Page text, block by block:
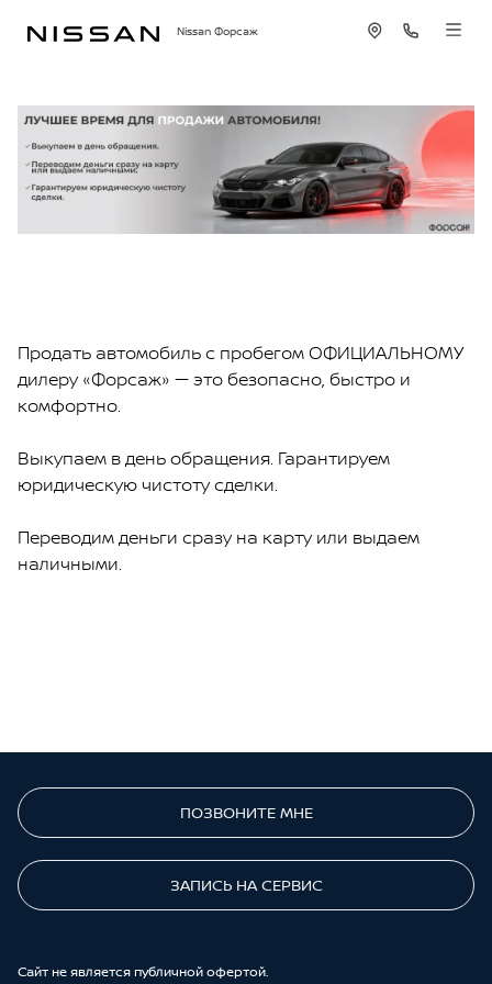
Nissan Форсаж
Продать автомобиль с пробегом ОФИЦИАЛЬНОМУ
дилеру «Форсаж» — это безопасно, быстро и
комфортно.
Выкупаем в день обращения. Гарантируем
юридическую чистоту сделки.
Переводим деньги сразу на карту или выдаем
наличными.
ПОЗВОНИТЕ МНЕ
ЗАПИСЬ НА СЕРВИС
Cайт не является публичной офертой.